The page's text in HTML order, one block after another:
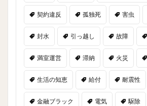
契約違反 孤独死 害虫
封水 引っ越し 故障
満室運営 滞納 火災
生活の知恵 給付 耐震性
金融ブラック 電気 駆除